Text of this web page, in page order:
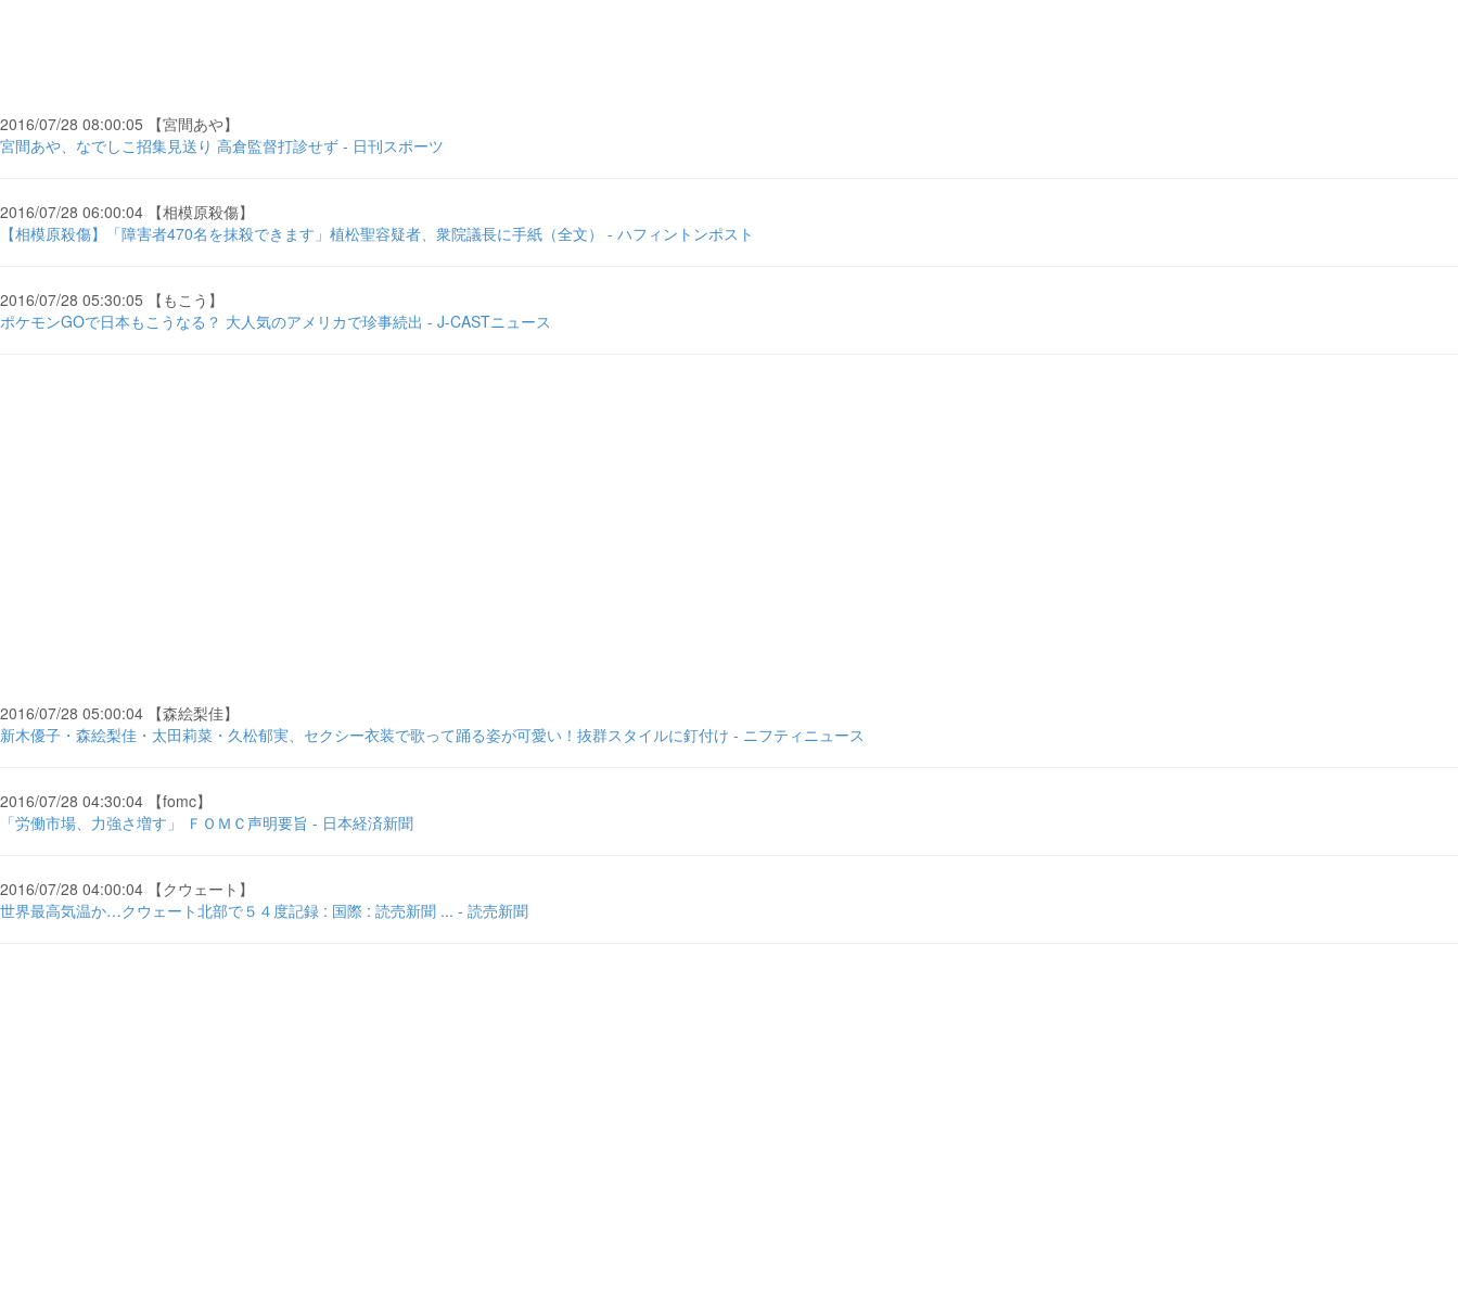
2016/07/28 08:00:05 【宮間あや】
宮間あや、なでしこ招集見送り 高倉監督打診せず - 日刊スポーツ
2016/07/28 06:00:04 【相模原殺傷】
【相模原殺傷】「障害者470名を抹殺できます」植松聖容疑者、衆院議長に手紙（全文） - ハフィントンポスト
2016/07/28 05:30:05 【もこう】
ポケモンGOで日本もこうなる？ 大人気のアメリカで珍事続出 - J-CASTニュース
2016/07/28 05:00:04 【森絵梨佳】
新木優子・森絵梨佳・太田莉菜・久松郁実、セクシー衣装で歌って踊る姿が可愛い！抜群スタイルに釘付け - ニフティニュース
2016/07/28 04:30:04 【fomc】
「労働市場、力強さ増す」 ＦＯＭＣ声明要旨 - 日本経済新聞
2016/07/28 04:00:04 【クウェート】
世界最高気温か…クウェート北部で５４度記録 : 国際 : 読売新聞 ... - 読売新聞